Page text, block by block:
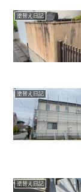
塗替え日記
塗替え日記
塗替え日記